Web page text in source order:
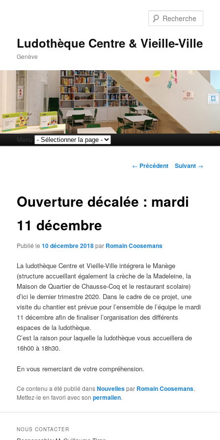
Ludothèque Centre & Vieille-Ville
Genève
principal
Aller
principal
Aller
secondaire
Navigation
← Précédent Suivant →
Ouverture décalée : mardi
11 décembre
Publié le10 décembre 2018par Romain Coosemans
La ludothèque Centre et Vieille-Ville intégrera le Manège
(structure accueillant également la crèche de la Madeleine, la
Maison de Quartier de Chausse-Coq et le restaurant scolaire)
d’ici le dernier trimestre 2020. Dans le cadre de ce projet, une
visite du chantier est prévue pour l’ensemble de l’équipe le mardi
11 décembre afin de finaliser l’organisation des différents
espaces de la ludothèque.
C’est la raison pour laquelle la ludothèque vous accueillera de
16h00 à 18h30.
En vous remerciant de votre compréhension.
Ce contenu a été publié dansNouvellespar Romain Coosemans.
Mettez-le en favori avec sonpermalien.
NOUS CONTACTER